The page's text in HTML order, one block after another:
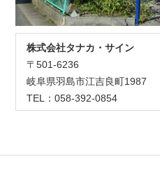
株式会社タナカ・サイン
〒501-6236
岐阜県羽島市江吉良町1987
TEL：058-392-0854